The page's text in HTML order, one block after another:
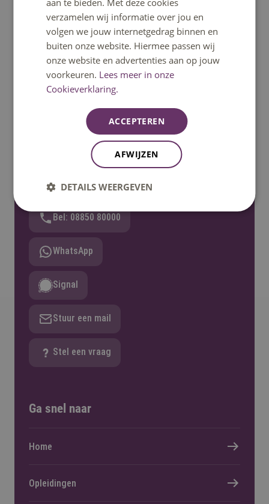
taal, programma II nodig. Voldoe je aan de eisen? Dan
krijg je een persoonlijk gesprek om te kijken of je kunt
starten met de opleiding van jouw keuze.
Heb je een vraag?
Het klantcontactcentrum helpt je graag verder.
Bereikbaar op ma t/m vrij 08:30u – 17:00u uur.
Bel: 08850 80000
WhatsApp
Signal
Stuur een mail
Stel een vraag
Ga snel naar
Home
Opleidingen
verzamelen wij informatie over jou en
volgen we jouw internetgedrag binnen en
buiten onze website. Hiermee passen wij
onze website en advertenties aan op jouw
voorkeuren. Lees meer in onze
Cookieverklaring.
ACCEPTEREN
AFWIJZEN
DETAILS WEERGEVEN